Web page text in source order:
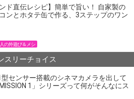
ンド直伝レシピ】簡単で旨い！ 自家製の
ンとホタテ缶で作る、3ステップのワン
の外遊び＆メシ
スリーチョイス
型センサー搭載のシネマカメラを出して
1」シリーズって何がそんなにス